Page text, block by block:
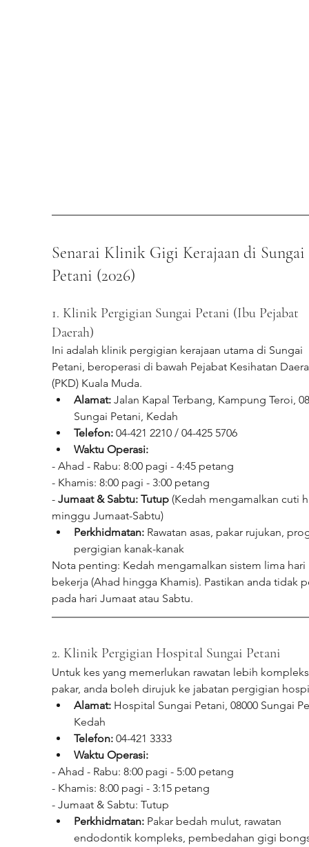
Senarai Klinik Gigi Kerajaan di Sungai
Petani (2026)
1. Klinik Pergigian Sungai Petani (Ibu Pejabat
Daerah)
Ini adalah klinik pergigian kerajaan utama di Sungai
Petani, beroperasi di bawah Pejabat Kesihatan
(PKD) Kuala Muda.
Alamat: Jalan Kapal Terbang, Kampung Teroi,
Sungai Petani, Kedah
Telefon: 04-421 2210 / 04-425 5706
Waktu Operasi:
- Ahad - Rabu: 8:00 pagi - 4:45 petang
- Khamis: 8:00 pagi - 3:00 petang
- Jumaat & Sabtu: Tutup (Kedah mengamalkan cuti
minggu Jumaat-Sabtu)
Perkhidmatan: Rawatan asas, pakar rujukan,
pergigian kanak-kanak
Nota penting: Kedah mengamalkan sistem lima hari
bekerja (Ahad hingga Khamis). Pastikan anda tidak
pada hari Jumaat atau Sabtu.
2. Klinik Pergigian Hospital Sungai Petani
Untuk kes yang memerlukan rawatan lebih
pakar, anda boleh dirujuk ke jabatan pergigian
Alamat: Hospital Sungai Petani, 08000 Sungai
Kedah
Telefon: 04-421 3333
Waktu Operasi:
- Ahad - Rabu: 8:00 pagi - 5:00 petang
- Khamis: 8:00 pagi - 3:15 petang
- Jumaat & Sabtu: Tutup
Perkhidmatan: Pakar bedah mulut, rawatan
endodontik kompleks, pembedahan gigi